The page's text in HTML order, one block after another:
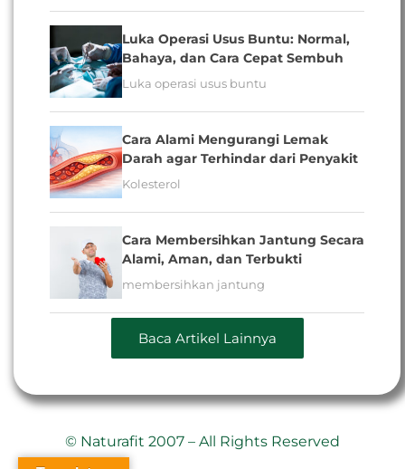
Luka Operasi Usus Buntu: Normal,
Bahaya, dan Cara Cepat Sembuh
Luka operasi usus buntu
Cara Alami Mengurangi Lemak
Darah agar Terhindar dari Penyakit
Kolesterol
Cara Membersihkan Jantung Secara
Alami, Aman, dan Terbukti
membersihkan jantung
Baca Artikel Lainnya
© Naturafit 2007 – All Rights Reserved